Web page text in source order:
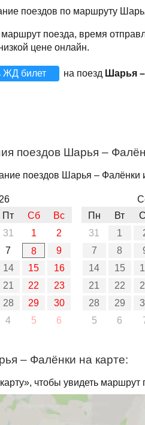
поездов по маршруту
маршрут поезда, время
цене онлайн.
ЖД билет на поезд Шарья
поездов Шарья –
поездов Шарья – Фалёнки
Пт Сб
Вс
31 1
2
7 8
9
14 15
16
21 22
23
28 29
30
4 5 6
Пн
Вт
31
1
7
8
14
15
21
22
28
29
5
6
– Фалёнки на карте:
чтобы увидеть